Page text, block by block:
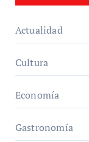
Actualidad
Cultura
Economía
Gastronomía